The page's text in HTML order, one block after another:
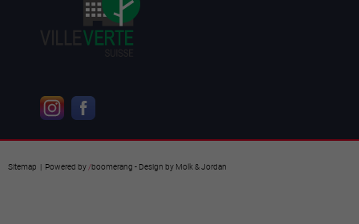
Sitemap | Powered by/boomerang - Design by Molk & Jordan